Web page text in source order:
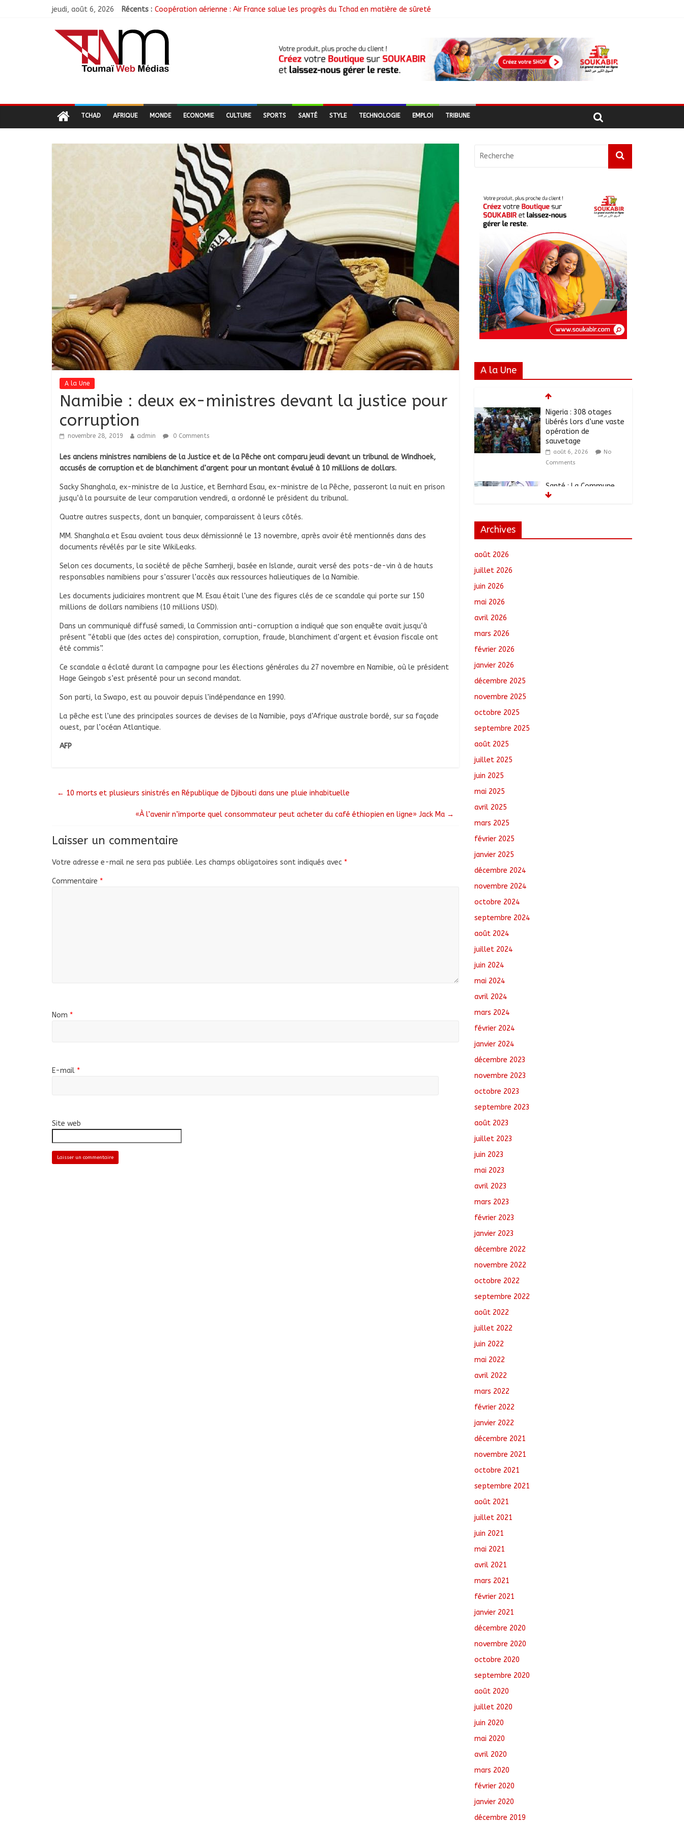
jeudi, août 6, 2026 Récents : Coopération aérienne : Air France salue les progrès du Tchad en matière de sûreté
Santé : La Commune de N’Djamena et l’OMS renforcent leur coopération
RGPH-3 : Les communautés nomades de Ferrick Kodjoguila se mobilisent pour le recensement
Jeunesse : Un programme d’un milliard de FCFA pour former 100 jeunes entrepreneurs tchadiens au Maroc
TCHAD AFRIQUE MONDE ECONOMIE CULTURE SPORTS SANTÉ STYLE TECHNOLOGIE EMPLOI TRIBUNE
A la Une
Namibie : deux ex-ministres devant la justice pour
corruption
novembre 28, 2019 admin 0 Comments
Les anciens ministres namibiens de la Justice et de la Pêche ont comparu jeudi devant un tribunal de Windhoek,
accusés de corruption et de blanchiment d’argent pour un montant évalué à 10 millions de dollars.
Sacky Shanghala, ex-ministre de la Justice, et Bernhard Esau, ex-ministre de la Pêche, passeront la nuit en prison
jusqu‘à la poursuite de leur comparution vendredi, a ordonné le président du tribunal.
Quatre autres suspects, dont un banquier, comparaissent à leurs côtés.
MM. Shanghala et Esau avaient tous deux démissionné le 13 novembre, après avoir été mentionnés dans des
documents révélés par le site WikiLeaks.
Selon ces documents, la société de pêche Samherji, basée en Islande, aurait versé des pots-de-vin à de hauts
responsables namibiens pour s’assurer l’accès aux ressources halieutiques de la Namibie.
Les documents judiciaires montrent que M. Esau était l’une des figures clés de ce scandale qui porte sur 150
millions de dollars namibiens (10 millions USD).
Dans un communiqué diffusé samedi, la Commission anti-corruption a indiqué que son enquête avait jusqu‘à
présent “établi que (des actes de) conspiration, corruption, fraude, blanchiment d’argent et évasion fiscale ont
été commis”.
Ce scandale a éclaté durant la campagne pour les élections générales du 27 novembre en Namibie, où le président
Hage Geingob s’est présenté pour un second mandat.
Son parti, la Swapo, est au pouvoir depuis l’indépendance en 1990.
La pêche est l’une des principales sources de devises de la Namibie, pays d’Afrique australe bordé, sur sa façade
ouest, par l’océan Atlantique.
AFP
← 10 morts et plusieurs sinistrés en République de Djibouti dans une pluie inhabituelle
«À l’avenir n’importe quel consommateur peut acheter du café éthiopien en ligne» Jack Ma →
Laisser un commentaire
Votre adresse e-mail ne sera pas publiée. Les champs obligatoires sont indiqués avec *
Commentaire *
Nom *
E-mail *
Site web
A la Une
Nigeria : 308 otages
libérés lors d’une vaste
opération de
sauvetage
août 6, 2026
No
Comments
Santé : La Commune
de N’Djamena et l’OMS
août 6, 2026
août 5, 2026
Archives
août 2026
juillet 2026
juin 2026
mai 2026
avril 2026
mars 2026
février 2026
janvier 2026
décembre 2025
novembre 2025
octobre 2025
septembre 2025
août 2025
juillet 2025
juin 2025
mai 2025
avril 2025
mars 2025
février 2025
janvier 2025
décembre 2024
novembre 2024
octobre 2024
septembre 2024
août 2024
juillet 2024
juin 2024
mai 2024
avril 2024
mars 2024
février 2024
janvier 2024
décembre 2023
novembre 2023
octobre 2023
septembre 2023
août 2023
juillet 2023
juin 2023
mai 2023
avril 2023
mars 2023
février 2023
janvier 2023
décembre 2022
novembre 2022
octobre 2022
septembre 2022
août 2022
juillet 2022
juin 2022
mai 2022
avril 2022
mars 2022
février 2022
janvier 2022
décembre 2021
novembre 2021
octobre 2021
septembre 2021
août 2021
juillet 2021
juin 2021
mai 2021
avril 2021
mars 2021
février 2021
janvier 2021
décembre 2020
novembre 2020
octobre 2020
septembre 2020
août 2020
juillet 2020
juin 2020
mai 2020
avril 2020
mars 2020
février 2020
janvier 2020
décembre 2019